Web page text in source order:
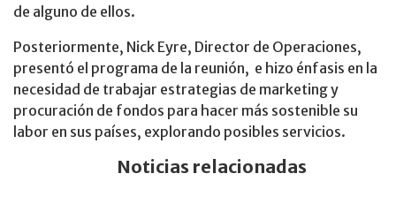
de alguno de ellos.
Posteriormente, Nick Eyre, Director de Operaciones,
presentó el programa de la reunión, e hizo énfasis en la
necesidad de trabajar estrategias de marketing y
procuración de fondos para hacer más sostenible su
labor en sus países, explorando posibles servicios.
Noticias relacionadas